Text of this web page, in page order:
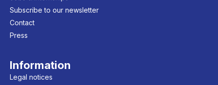
Subscribe to our newsletter
Contact
Press
Information
Legal notices